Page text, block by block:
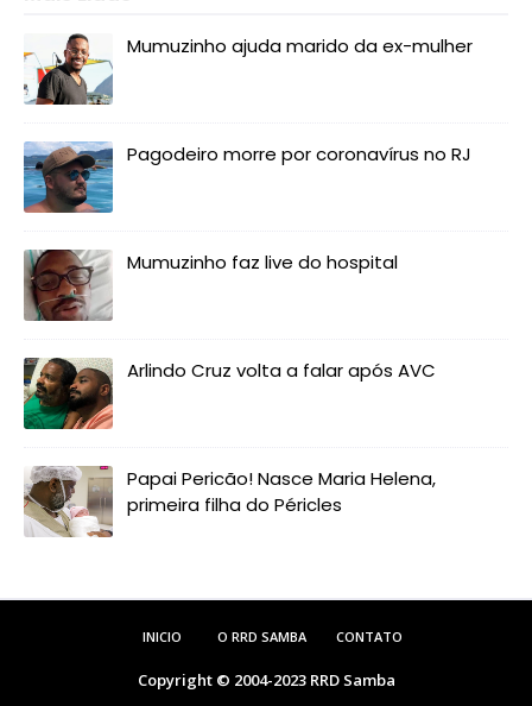
Mumuzinho ajuda marido da ex-mulher
Pagodeiro morre por coronavírus no RJ
Mumuzinho faz live do hospital
Arlindo Cruz volta a falar após AVC
Papai Pericão! Nasce Maria Helena,
primeira filha do Péricles
INICIO O RRD SAMBA CONTATO
Copyright © 2004-2023 RRD Samba